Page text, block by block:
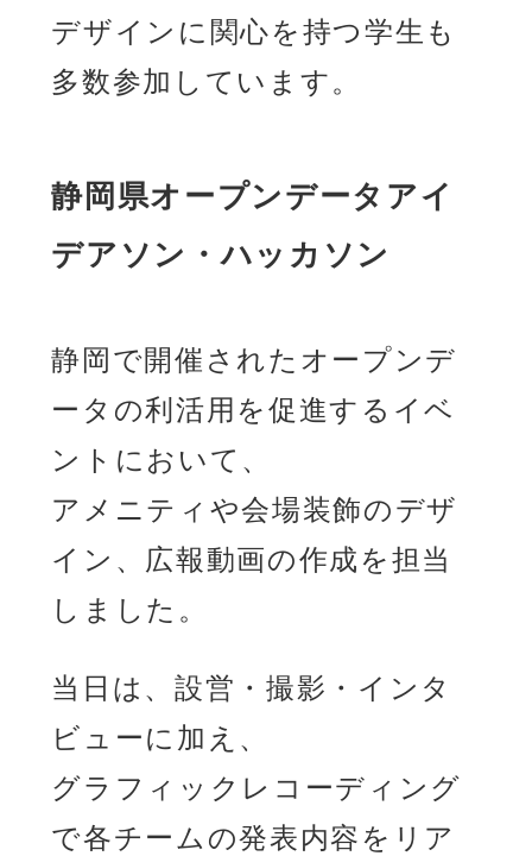
デザインに関心を持つ学生も
多数参加しています。
静岡県オープンデータアイ
デアソン・ハッカソン
静岡で開催されたオープンデ
ータの利活用を促進するイベ
ントにおいて、
アメニティや会場装飾のデザ
イン、広報動画の作成を担当
しました。
当日は、設営・撮影・インタ
ビューに加え、
グラフィックレコーディング
で各チームの発表内容をリア